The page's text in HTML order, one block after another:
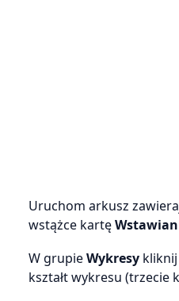
Uruchom arkusz
wstążce kartę
W grupieWykresy kliknij
kształt wykresu (trzecie